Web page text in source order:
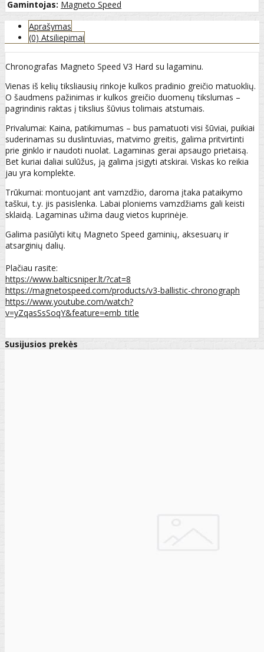
Gamintojas: Magneto Speed
Aprašymas
(0) Atsiliepimai
Chronografas Magneto Speed V3 Hard su lagaminu.
Vienas iš kelių tiksliausių rinkoje kulkos pradinio greičio matuoklių.
O šaudmens pažinimas ir kulkos greičio duomenų tikslumas –
pagrindinis raktas į tikslius šūvius tolimais atstumais.
Privalumai: Kaina, patikimumas – bus pamatuoti visi šūviai, puikiai
suderinamas su duslintuvias, matvimo greitis, galima pritvirtinti
prie ginklo ir naudoti nuolat. Lagaminas gerai apsaugo prietaisą.
Bet kuriai daliai sulūžus, ją galima įsigyti atskirai. Viskas ko reikia
jau yra komplekte.
Trūkumai: montuojant ant vamzdžio, daroma įtaka pataikymo
taškui, t.y. jis pasislenka. Labai ploniems vamzdžiams gali keisti
sklaidą. Lagaminas užima daug vietos kuprinėje.
Galima pasiūlyti kitų Magneto Speed gaminių, aksesuarų ir
atsarginių dalių.
Plačiau rasite:
https://www.balticsniper.lt/?cat=8
https://magnetospeed.com/products/v3-ballistic-chronograph
https://www.youtube.com/watch?
v=yZqasSsSoqY&feature=emb_title
Susijusios prekės